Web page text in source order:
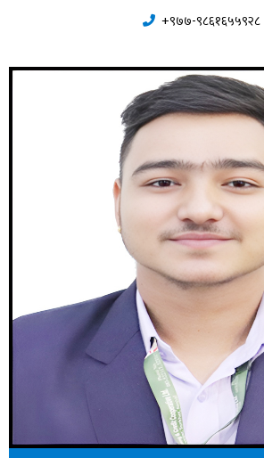
+९७७-९८६१६५५९२८